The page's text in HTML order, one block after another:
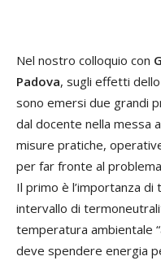
Nel nostro colloquio con
Padova, sugli effetti
sono emersi due grandi
dal docente nella messa
misure pratiche,
per far fronte al
Il primo è l’importanza
intervallo di
temperatura ambientale
deve spendere energia